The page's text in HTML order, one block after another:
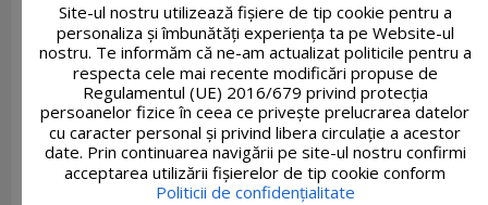
Site-ul nostru utilizează fişiere de tip cookie pentru a
personaliza și îmbunătăți experiența ta pe Website-ul
nostru. Te informăm că ne-am actualizat politicile pentru a
respecta cele mai recente modificări propuse de
Regulamentul (UE) 2016/679 privind protecția
persoanelor fizice în ceea ce privește prelucrarea datelor
cu caracter personal și privind libera circulație a acestor
date. Prin continuarea navigării pe site-ul nostru confirmi
acceptarea utilizării fişierelor de tip cookie conform
Politicii de confidențialitate